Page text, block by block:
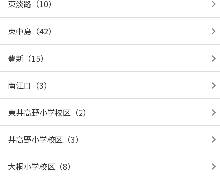
東淡路（10）
東中島（42）
豊新（15）
南江口（3）
東井高野小学校区（2）
井高野小学校区（3）
大桐小学校区（8）